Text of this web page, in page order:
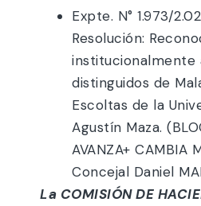
Expte. N° 1.973/
Resolución:
institucionalmente
distinguidos de
Escoltas de la
Agustín Maza.
AVANZA+ CAMBIA
Concejal Daniel
La COMISIÓN DE